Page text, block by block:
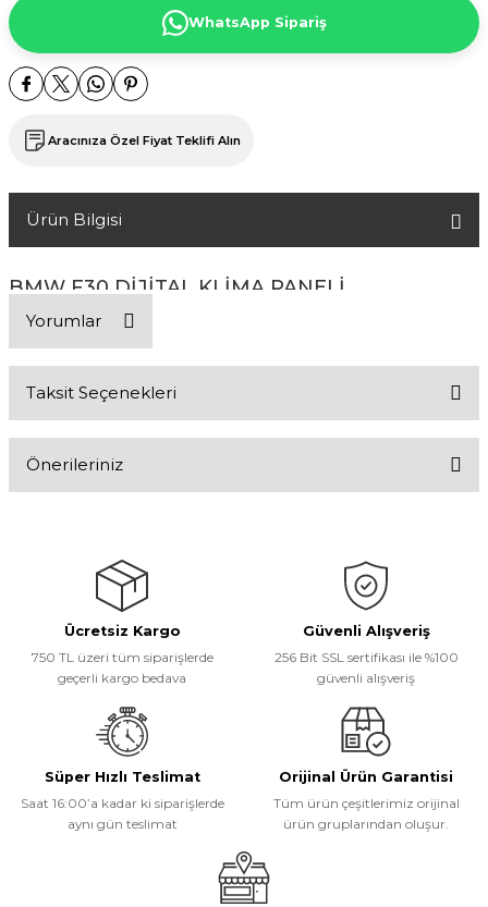
WhatsApp Sipariş
Aracınıza Özel Fiyat Teklifi Alın
Ürün Bilgisi
BMW F30 DİJİTAL KLİMA PANELİ
Yorumlar
Taksit Seçenekleri
Önerileriniz
tarafımıza iletebilirsiniz.
Görüş ve önerileriniz için teşekkür ederiz.
Ürün resmi kalitesiz, bozuk veya görüntülenemiyor.
Ürün açıklamasında eksik bilgiler bulunuyor.
Ürün fiyatı diğer sitelerden daha pahalı.
Bu ürüne benzer farklı alternatifler olmalı.
Gönder
Ücretsiz Kargo
750 TL üzeri tüm siparişlerde
geçerli kargo bedava
Güvenli Alışveriş
256 Bit SSL sertifikası ile %100
güvenli alışveriş
Süper Hızlı Teslimat
Saat 16:00’a kadar ki siparişlerde
aynı gün teslimat
Orijinal Ürün Garantisi
Tüm ürün çeşitlerimiz orijinal
ürün gruplarından oluşur.